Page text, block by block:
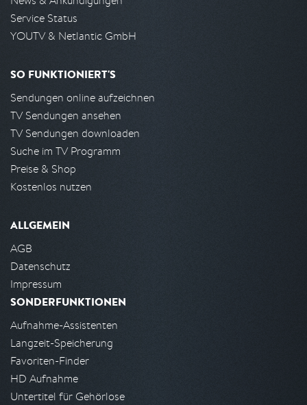
Service Status
YOUTV & Netlantic GmbH
SO FUNKTIONIERT'S
Sendungen online aufzeichnen
TV Sendungen ansehen
TV Sendungen downloaden
Suche im TV Programm
Preise & Shop
Kostenlos nutzen
ALLGEMEIN
AGB
Datenschutz
Impressum
SONDERFUNKTIONEN
Aufnahme-Assistenten
Langzeit-Speicherung
Favoriten-Finder
HD Aufnahme
Untertitel für Gehörlose